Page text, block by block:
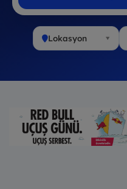
Lokasyon